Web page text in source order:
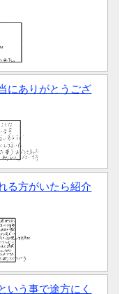
にありがとうござ
る方がいたら紹介
いう事で途方にく